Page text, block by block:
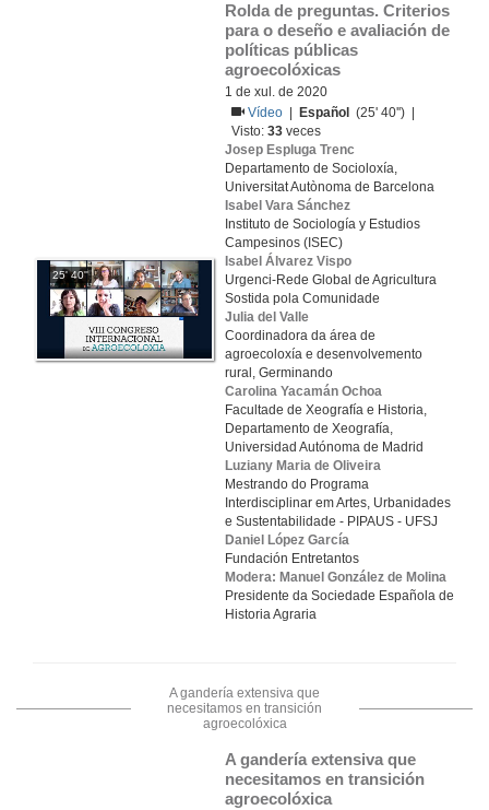
25' 40''
Rolda de preguntas. Criterios
para o deseño e avaliación de
políticas públicas
agroecolóxicas
1 de xul. de 2020
Vídeo
Español
(25' 40'') |
Visto:33 veces
Josep Espluga Trenc
Departamento de Socioloxía,
Universitat Autònoma de Barcelona
Isabel Vara Sánchez
Instituto de Sociología y Estudios
Campesinos (ISEC)
Isabel Álvarez Vispo
Urgenci-Rede Global de Agricultura
Sostida pola Comunidade
Julia del Valle
Coordinadora da área de
agroecoloxía e desenvolvemento
rural, Germinando
Carolina Yacamán Ochoa
Facultade de Xeografía e Historia,
Departamento de Xeografía,
Universidad Autónoma de Madrid
Luziany Maria de Oliveira
Mestrando do Programa
Interdisciplinar em Artes, Urbanidades
e Sustentabilidade - PIPAUS - UFSJ
Daniel López García
Fundación Entretantos
Modera: Manuel González de Molina
Presidente da Sociedade Española de
Historia Agraria
A gandería extensiva que
necesitamos en transición
agroecolóxica
A gandería extensiva que
necesitamos en transición
agroecolóxica